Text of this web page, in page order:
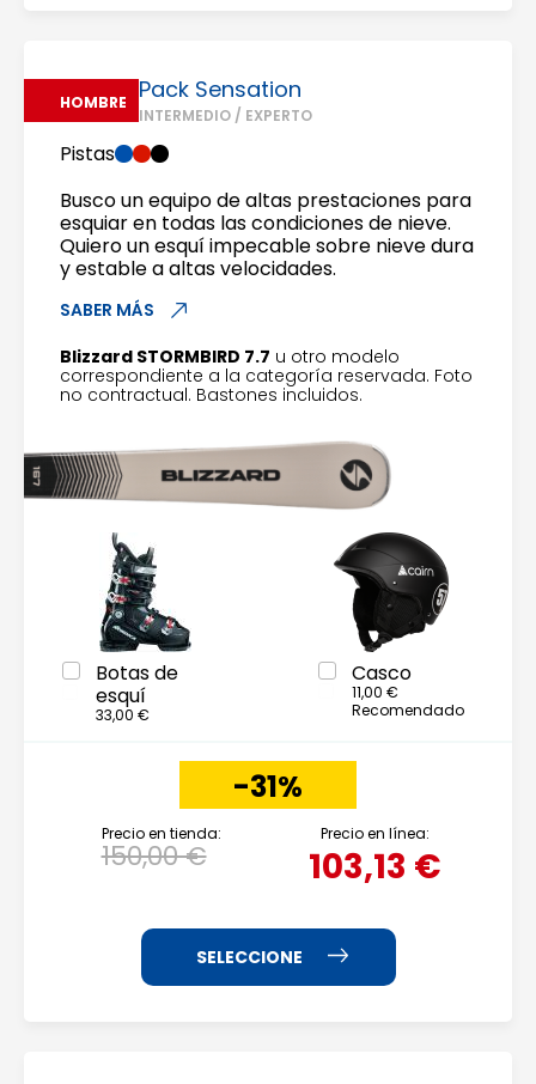
HOMBRE Pack Sensation
INTERMEDIO / EXPERTO
Pistas
Busco un equipo de altas prestaciones para
esquiar en todas las condiciones de nieve.
Quiero un esquí impecable sobre nieve dura
y estable a altas velocidades.
SABER MÁS
Blizzard STORMBIRD 7.7 u otro modelo
correspondiente a la categoría reservada. Foto
no contractual. Bastones incluidos.
Botas de
esquí
33,00 €
Casco
11,00 €
Recomendado
-31%
Precio en tienda:
150,00 €
Precio en línea:
103,13 €